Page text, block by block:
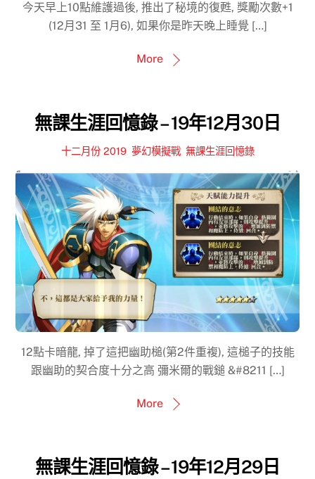
今天早上10點維護過後, 推出了秘境的復甦, 獎勵次數+1
(12月31 至 1月6), 如果你是昨天晚上睡覺 […]
More
無課生涯回憶錄 – 19年12月30日
十二月份 2019, 夢幻模擬戰, 無課生涯回憶錄
12點卡暗龍, 掉了這把幽助槌(第2件重複), 這槌子的技能
跟幽助的契合度十分之高 彌米爾的戰鎚 &#8211 […]
More
無課生涯回憶錄 – 19年12月29日